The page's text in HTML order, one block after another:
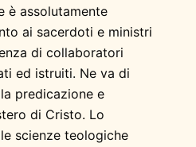
è assolutamente
ai sacerdoti e ministri
di collaboratori
ed istruiti. Ne va di
predicazione e
di Cristo. Lo
scienze teologiche